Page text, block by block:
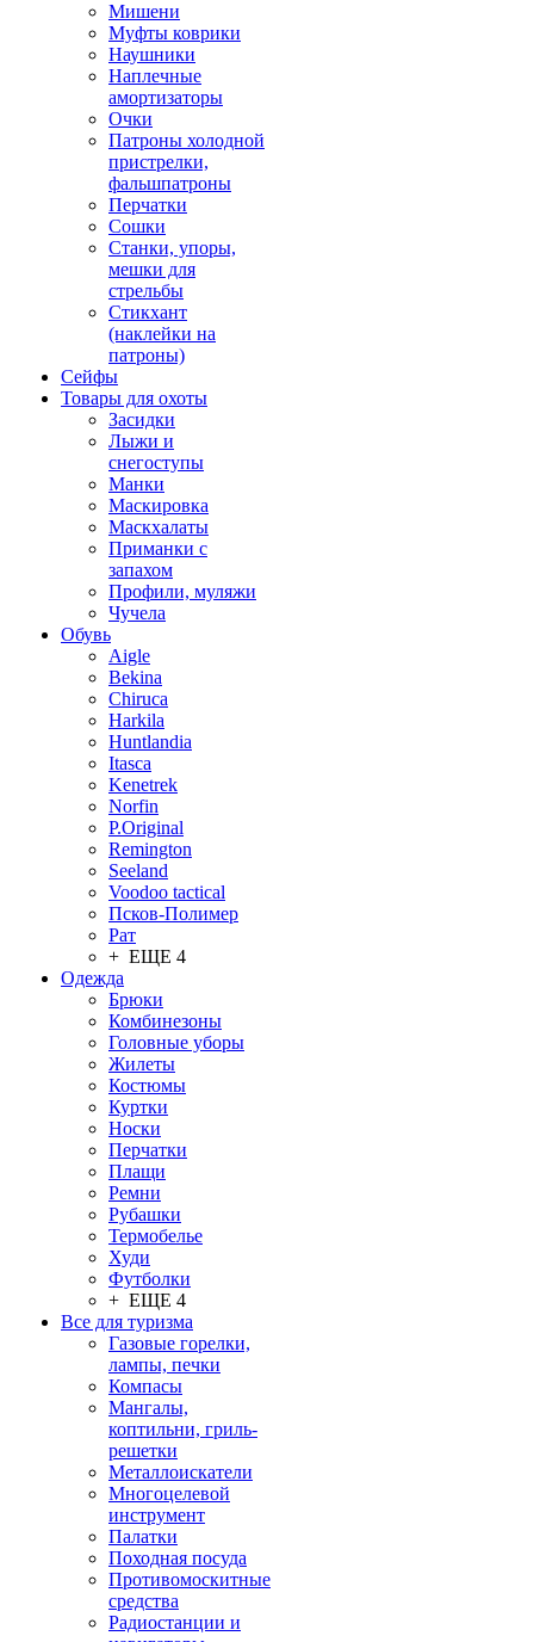
Мишени
Муфты коврики
Наушники
Наплечные
амортизаторы
Очки
Патроны холодной
пристрелки,
фальшпатроны
Перчатки
Сошки
Станки, упоры,
мешки для
стрельбы
Стикхант
(наклейки на
патроны)
Сейфы
Товары для охоты
Засидки
Лыжи и
снегоступы
Манки
Маскировка
Маскхалаты
Приманки с
запахом
Профили, муляжи
Чучела
Обувь
Aigle
Bekina
Chiruсa
Harkila
Huntlandia
Itasca
Kenetrek
Norfin
P.Original
Remington
Seeland
Voodoo tactical
Псков-Полимер
Рат
+ ЕЩЕ 4
Одежда
Брюки
Комбинезоны
Головные уборы
Жилеты
Костюмы
Куртки
Носки
Перчатки
Плащи
Ремни
Рубашки
Термобелье
Худи
Футболки
+ ЕЩЕ 4
Все для туризма
Газовые горелки,
лампы, печки
Компасы
Мангалы,
коптильни, гриль-
решетки
Металлоискатели
Многоцелевой
инструмент
Палатки
Походная посуда
Противомоскитные
средства
Радиостанции и